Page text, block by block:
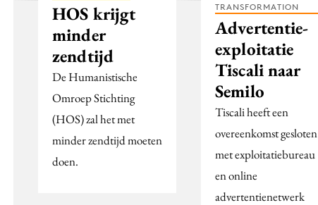
HOS krijgt
minder
zendtijd
De Humanistische
Omroep Stichting
(HOS) zal het met
minder zendtijd moeten
doen.
TRANSFORMATION
Advertentie-
exploitatie
Tiscali naar
Semilo
Tiscali heeft een
overeenkomst gesloten
met exploitatiebureau
en online
advertentienetwerk